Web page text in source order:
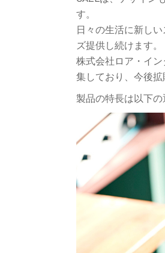
す。
日々の生活に新し
ズ提供し続けます。
株式会社ロア・イ
集しており、今後拡
製品の特長は以下の